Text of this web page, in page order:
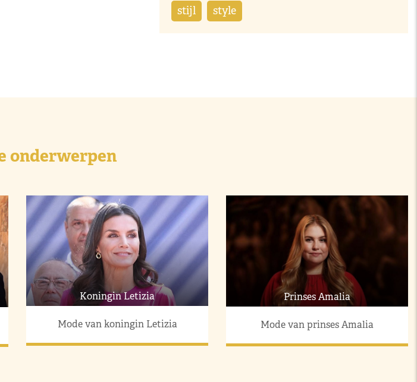
stijl style
onderwerpen
Koningin Letizia
Mode van koningin Letizia
Prinses Amalia
Mode van prinses Amalia